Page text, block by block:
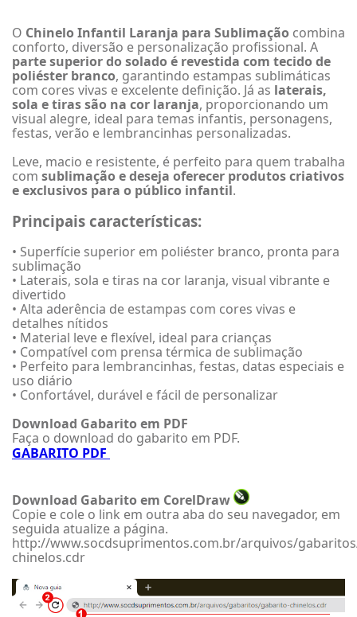
O Chinelo Infantil Laranja para Sublimação combina
conforto, diversão e personalização profissional. A
parte superior do solado é revestida com tecido de
poliéster branco, garantindo estampas sublimáticas
com cores vivas e excelente definição. Já as laterais,
sola e tiras são na cor laranja, proporcionando um
visual alegre, ideal para temas infantis, personagens,
festas, verão e lembrancinhas personalizadas.
Leve, macio e resistente, é perfeito para quem trabalha
com sublimação e deseja oferecer produtos criativos
e exclusivos para o público infantil.
Principais características:
• Superfície superior em poliéster branco, pronta para
sublimação
• Laterais, sola e tiras na cor laranja, visual vibrante e
divertido
• Alta aderência de estampas com cores vivas e
detalhes nítidos
• Material leve e flexível, ideal para crianças
• Compatível com prensa térmica de sublimação
• Perfeito para lembrancinhas, festas, datas especiais e
uso diário
• Confortável, durável e fácil de personalizar
Download Gabarito em PDF
Faça o download do gabarito em PDF.
GABARITO PDF
Download Gabarito em CorelDraw
Copie e cole o link em outra aba do seu navegador, em
seguida atualize a página.
http://www.socdsuprimentos.com.br/arquivos/
chinelos.cdr